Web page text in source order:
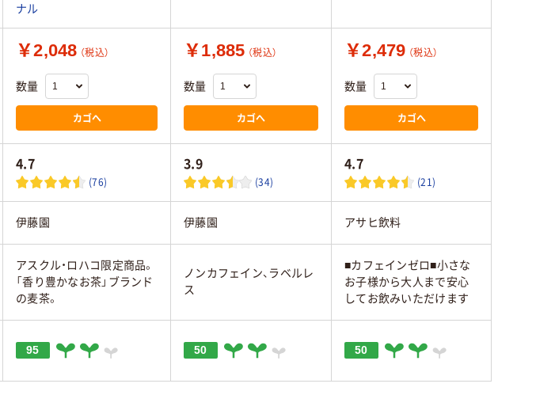
ナル
￥2,048 （税込）
数量
カゴへ
￥1,885 （税込）
数量
カゴへ
￥2,479 （税込）
数量
カゴへ
4.7
(76)
3.9
(34)
4.7
(21)
伊藤園 伊藤園 アサヒ飲料
アスクル・ロハコ限定商品。
「香り豊かなお茶」ブランド
の麦茶。
ノンカフェイン、ラベルレ
ス
■カフェインゼロ■小さな
お子様から大人まで安心
してお飲みいただけます
95 50 50